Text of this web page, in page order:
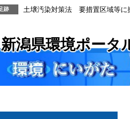
土壌汚染対策法 要措置区域等に
新潟県環境ポータ